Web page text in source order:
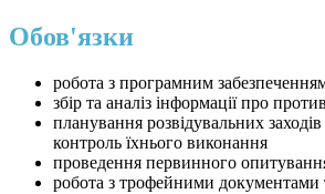
Обов'язки
робота з програмним
збір та аналіз інформації про
планування розвідувальних заходів
контроль їхнього виконання
проведення первинного
робота з трофейними документами